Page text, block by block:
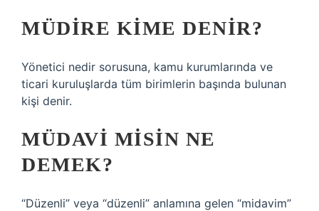
MÜDIRE KIME DENIR?
Yönetici nedir sorusuna, kamu kurumlarında ve
ticari kuruluşlarda tüm birimlerin başında bulunan
kişi denir.
MÜDAVI MISIN NE
DEMEK?
“Düzenli” veya “düzenli” anlamına gelen “midavim”